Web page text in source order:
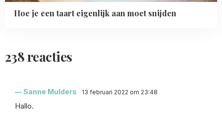
Hoe je een taart eigenlijk aan moet snijden
238 reacties
Sanne Mulders 13 februari 2022 om 23:48
Hallo.